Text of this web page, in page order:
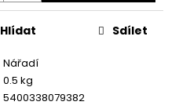
Nářadí
0.5 kg
5400338079382
Hlídat Sdílet